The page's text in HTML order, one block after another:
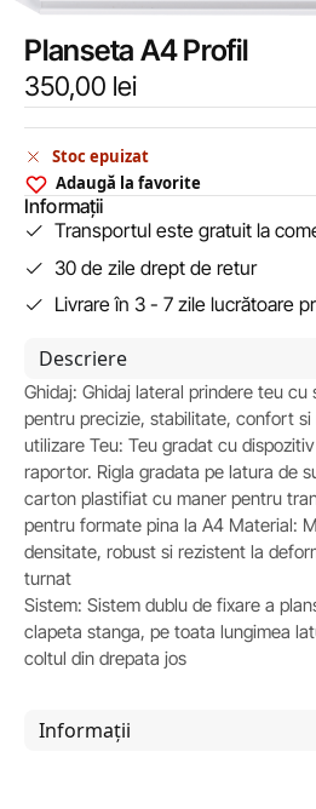
Planseta A4 Profil
350,00 lei
Stoc epuizat
Adaugă la favorite
Informații
Transportul este gratuit la
30 de zile drept de retur
Livrare în 3 - 7 zile lucrătoare
Descriere
Ghidaj: Ghidaj lateral prindere teu cu
pentru precizie, stabilitate, confort
utilizare Teu: Teu gradat cu
raportor. Rigla gradata pe latura de
carton plastifiat cu maner pentru
pentru formate pina la A4 Material:
densitate, robust si rezistent la
turnat
Sistem: Sistem dublu de fixare a
clapeta stanga, pe toata lungimea
coltul din drepata jos
Informații